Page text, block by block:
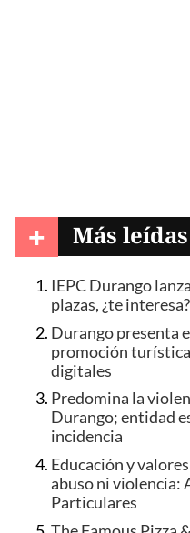
+ Más
IEPC Durango
plazas, ¿te
Durango presenta
promoción
digitales
Predomina la
Durango; entidad
incidencia
Educación y
abuso ni violencia:
Particulares